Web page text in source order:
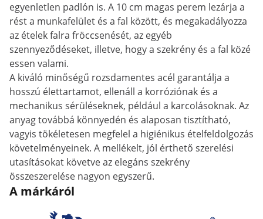
egyenletlen padlón is. A 10 cm magas perem lezárja a
rést a munkafelület és a fal között, és megakadályozza
az ételek falra fröccsenését, az egyéb
szennyeződéseket, illetve, hogy a szekrény és a fal közé
essen valami.
A kiváló minőségű rozsdamentes acél garantálja a
hosszú élettartamot, ellenáll a korróziónak és a
mechanikus sérüléseknek, például a karcolásoknak. Az
anyag továbbá könnyedén és alaposan tisztítható,
vagyis tökéletesen megfelel a higiénikus ételfeldolgozás
követelményeinek. A mellékelt, jól érthető szerelési
utasításokat követve az elegáns szekrény
összeszerelése nagyon egyszerű.
A márkáról